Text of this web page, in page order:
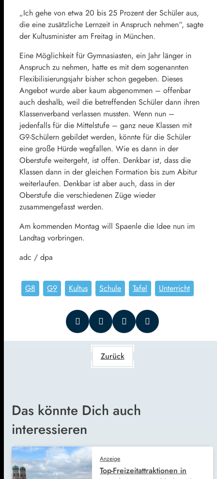
„Ich gehe von etwa 20 bis 25 Prozent der Schüler aus,
die eine zusätzliche Lernzeit in Anspruch nehmen“, sagte
der Kultusminister am Freitag in München.
Eine Möglichkeit für Gymnasiasten, ein Jahr länger in
Anspruch zu nehmen, hatte es mit dem sogenannten
Flexibilisierungsjahr bisher schon gegeben. Dieses
Angebot wurde aber kaum abgenommen – offenbar
auch deshalb, weil die betreffenden Schüler dann ihren
Klassenverband verlassen mussten. Wenn nun –
jedenfalls für die Mittelstufe – ganz neue Klassen mit
G9-Schülern gebildet werden, könnte für die Schüler
eine große Hürde wegfallen. Wie es dann in der
Oberstufe weitergeht, ist offen. Denkbar ist, dass die
Klassen dann in der gleichen Formation bis zum Abitur
weiterlaufen. Denkbar ist aber auch, dass in der
Oberstufe die verschiedenen Züge wieder
zusammengefasst werden.
Am kommenden Montag will Spaenle die Idee nun im
Landtag vorbringen.
adc / dpa
G8 G9 Kultus Schule Tafel Unterricht
Zurück
Das könnte Dich auch
interessieren
Anzeige
Top-Freizeitattraktionen in